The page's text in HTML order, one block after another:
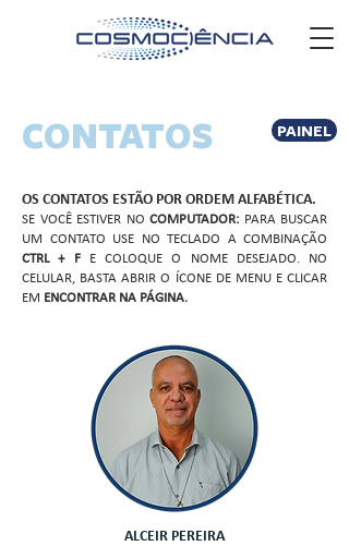
CONTATOS PAINEL
OS CONTATOS ESTÃO POR ORDEM ALFABÉTICA.
SE VOCÊ ESTIVER NO COMPUTADOR: PARA BUSCAR
UM CONTATO USE NO TECLADO A COMBINAÇÃO
CTRL + FE COLOQUE O NOME DESEJADO. NO
CELULAR, BASTA ABRIR O ÍCONE DE MENU E CLICAR
EM ENCONTRAR NA PÁGINA.
ALCEIR PEREIRA